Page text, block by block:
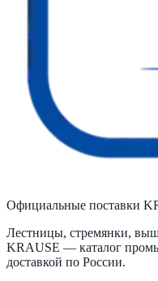
Официальные поставки
Лестницы, стремянки,
KRAUSE — каталог
доставкой по России.